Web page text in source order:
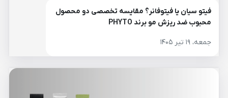
فیتو سیان یا فیتوفانر؟ مقایسه تخصصی دو محصول
محبوب ضد ریزش مو برند PHYTO
جمعه، ۱۹ تیر ۱۴۰۵